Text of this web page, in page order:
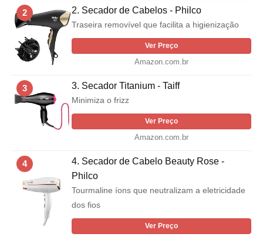
2 2. Secador de Cabelos - Philco
Traseira removível que facilita a higienização
Ver Preço
Amazon.com.br
3 3. Secador Titanium - Taiff
Minimiza o frizz
Ver Preço
Amazon.com.br
4
4. Secador de Cabelo Beauty Rose -
Philco
Tourmaline íons que neutralizam a eletricidade
dos fios
Ver Preço